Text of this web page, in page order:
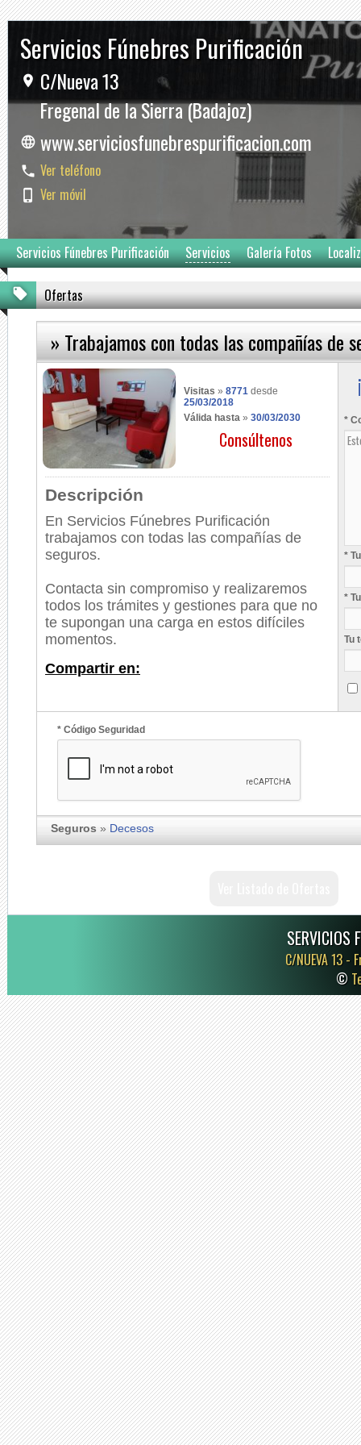
Servicios Fúnebres Purificación
C/Nueva 13
Fregenal de la Sierra (Badajoz)
www.serviciosfunebrespurificacion.com
Ver teléfono
Ver móvil
Servicios Fúnebres Purificación Servicios Galería Fotos
Ofertas
» Trabajamos con todas las compañías de
Visitas » 8771 desde
25/03/2018
Válida hasta » 30/03/2030
Consúltenos
Descripción
En Servicios Fúnebres Purificación
trabajamos con todas las compañías de
seguros.
Contacta sin compromiso y realizaremos
todos los trámites y gestiones para que no
te supongan una carga en estos difíciles
momentos.
Compartir en:
*
*
*
Tu
* Código Seguridad
Seguros » Decesos
SERVICIOS
C/NUEVA 13 -
©